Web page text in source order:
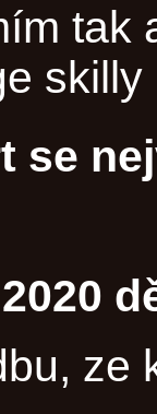
tak
skilly
se
ze